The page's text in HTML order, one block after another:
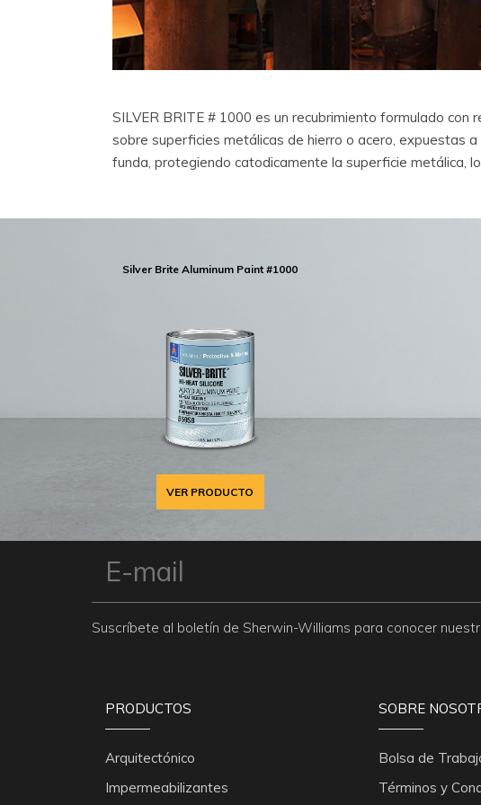
SILVER BRITE # 1000 es un recubrimiento formulado con
sobre superficies metálicas de hierro o acero, expuestas
funda, protegiendo catodicamente la superficie metálica,
Silver Brite Aluminum Paint #1000
VER PRODUCTO
Suscríbete al boletín de Sherwin-Williams para conocer
PRODUCTOS
Arquitectónico
Impermeabilizantes
SOBRE
Bolsa de
Términos y